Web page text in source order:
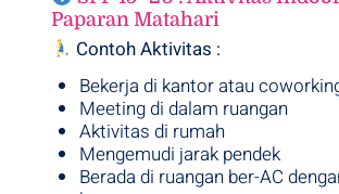
Paparan Matahari
Contoh Aktivitas :
Bekerja di kantor atau
Meeting di dalam ruangan
Aktivitas di rumah
Mengemudi jarak pendek
Berada di ruangan ber-AC